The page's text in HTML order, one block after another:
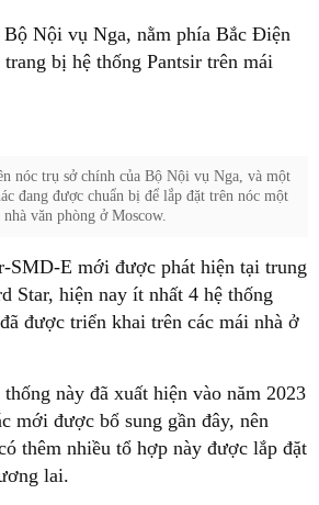
Nội vụ Nga, nằm phía Bắc Điện
bị hệ thống Pantsir trên mái
nóc trụ sở chính của Bộ Nội vụ Nga, và một
đang được chuẩn bị để lắp đặt trên nóc một
nhà văn phòng ở Moscow.
SMD-E mới được phát hiện tại trung
Star, hiện nay ít nhất 4 hệ thống
được triển khai trên các mái nhà ở
này đã xuất hiện vào năm 2023
mới được bổ sung gần đây, nên
thêm nhiều tổ hợp này được lắp đặt
lai.